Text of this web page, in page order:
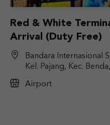
Red & White
Arrival (Duty Free)
Bandara Internasional
Kel. Pajang, Kec.
Airport